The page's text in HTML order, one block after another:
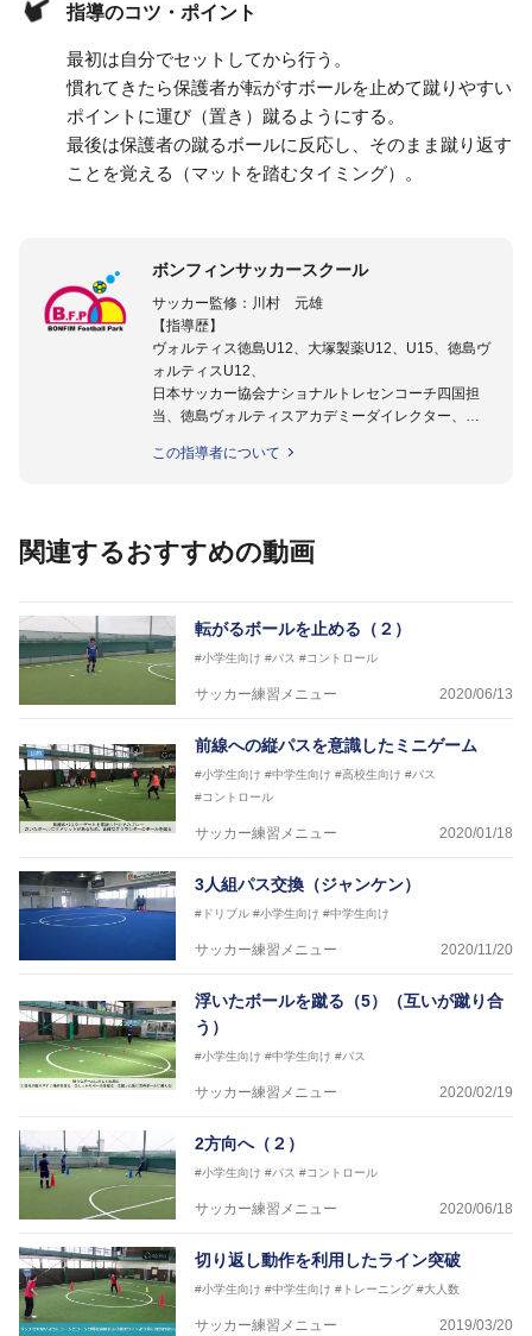
指導のコツ・ポイント
最初は自分でセットしてから行う。
慣れてきたら保護者が転がすボールを止めて蹴りやすい
ポイントに運び（置き）蹴るようにする。
最後は保護者の蹴るボールに反応し、そのまま蹴り返す
ことを覚える（マットを踏むタイミング）。
ボンフィンサッカースクール
サッカー監修：川村 元雄
【指導歴】
ヴォルティス徳島U12、大塚製薬U12、U15、徳島ヴ
ォルティスU12、
日本サッカー協会ナショナルトレセンコーチ四国担
当、徳島ヴォルティスアカデミーダイレクター、
日本サッカー協会公認B級養成講習会インストラクタ
協会公認キッズリーダーチーフインストラクター
【指導歴】
FリーグU23選抜監督、ミャンマー女子フットサル代
表監督
日本サッカー協会フットサルインストラクター、AFC
（アジアサッカー連盟）フットサルインストラクター
JFA公認A級コーチジェネラルライセンス・JFA公認フ
ットサルB級コーチライセンス
横山 哲久
【指導歴】
ASV ペスカドーラ町田 監督、FC VIGORE 監督
【資格】
日本サッカー協会公認B級ライセンス・日本サッカー
この指導者について
関連するおすすめの動画
転がるボールを止める（２）
#小学生向け #パス #コントロール
サッカー練習メニュー 2020/06/13
前線への縦パスを意識したミニゲーム
#小学生向け #中学生向け #高校生向け #パス
#コントロール
サッカー練習メニュー 2020/01/18
3人組パス交換（ジャンケン）
#ドリブル #小学生向け #中学生向け
サッカー練習メニュー 2020/11/20
浮いたボールを蹴る（5）（互いが蹴り合
う）
#小学生向け #中学生向け #パス
サッカー練習メニュー 2020/02/19
2方向へ（２）
#小学生向け #パス #コントロール
サッカー練習メニュー 2020/06/18
切り返し動作を利用したライン突破
#小学生向け #中学生向け #トレーニング #大人数
サッカー練習メニュー 2019/03/20